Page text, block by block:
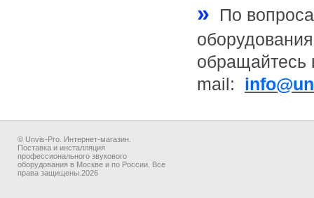
»
По
обращайтесь
mail:
© Unvis-Pro. Интернет-магазин.
Поставка и инсталляция
профессионального звукового
оборудования в Москве и по России. Все
права защищены.2026